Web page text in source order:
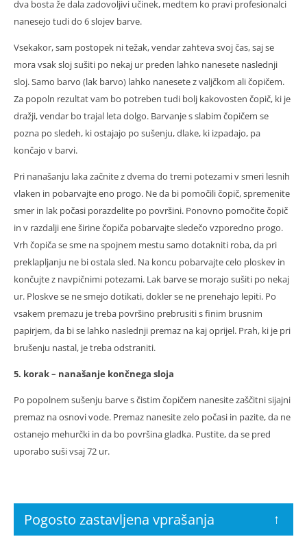
dva bosta že dala zadovoljivi učinek, medtem ko pravi profesionalci
nanesejo tudi do 6 slojev barve.
Vsekakor, sam postopek ni težak, vendar zahteva svoj čas, saj se
mora vsak sloj sušiti po nekaj ur preden lahko nanesete naslednji
sloj. Samo barvo (lak barvo) lahko nanesete z valjčkom ali čopičem.
Za popoln rezultat vam bo potreben tudi bolj kakovosten čopič, ki je
dražji, vendar bo trajal leta dolgo. Barvanje s slabim čopičem se
pozna po sledeh, ki ostajajo po sušenju, dlake, ki izpadajo, pa
končajo v barvi.
Pri nanašanju laka začnite z dvema do tremi potezami v smeri lesnih
vlaken in pobarvajte eno progo. Ne da bi pomočili čopič, spremenite
smer in lak počasi porazdelite po površini. Ponovno pomočite čopič
in v razdalji ene širine čopiča pobarvajte sledečo vzporedno progo.
Vrh čopiča se sme na spojnem mestu samo dotakniti roba, da pri
preklapljanju ne bi ostala sled. Na koncu pobarvajte celo ploskev in
končujte z navpičnimi potezami. Lak barve se morajo sušiti po nekaj
ur. Ploskve se ne smejo dotikati, dokler se ne prenehajo lepiti. Po
vsakem premazu je treba površino prebrusiti s finim brusnim
papirjem, da bi se lahko naslednji premaz na kaj oprijel. Prah, ki je pri
brušenju nastal, je treba odstraniti.
5. korak – nanašanje končnega sloja
Po popolnem sušenju barve s čistim čopičem nanesite zaščitni sijajni
premaz na osnovi vode. Premaz nanesite zelo počasi in pazite, da ne
ostanejo mehurčki in da bo površina gladka. Pustite, da se pred
uporabo suši vsaj 72 ur.
Pogosto zastavljena vprašanja ↑